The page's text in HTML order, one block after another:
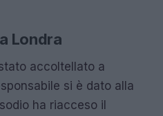
Londra
accoltellato a
si è dato alla
ha riacceso il